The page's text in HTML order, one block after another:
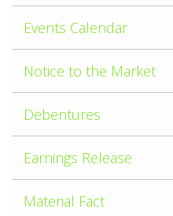
Events Calendar
Notice to the Market
Debentures
Earnings Release
Material Fact